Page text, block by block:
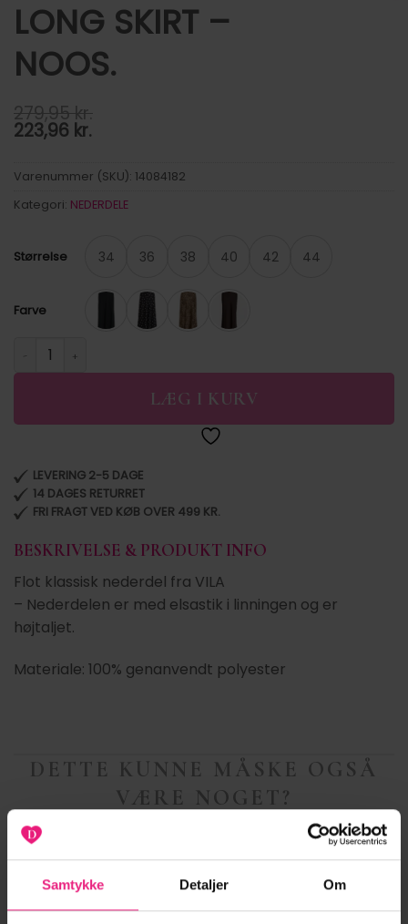
Samtykke Detaljer Om
LONG SKIRT –
NOOS.
279,95kr.
223,96 kr.
Varenummer (SKU): 14084182
Kategori: NEDERDELE
Størrelse 34 36 38 40 42 44
Farve
VIELLETTE HW LONG SKIRT - NOOS. antal
LÆG I KURV
LEVERING 2-5 DAGE
14 DAGES RETURRET
FRI FRAGT VED KØB OVER 499 KR.
BESKRIVELSE & PRODUKT INFO
Flot klassisk nederdel fra VILA
– Nederdelen er med elsastik i linningen og er
højtaljet.
Materiale: 100% genanvendt polyester
DETTE KUNNE MÅSKE OGSÅ
VÆRE NOGET?
ANDRE STYLES DER PASSER TIL DIT VALGTE
PRODUKT